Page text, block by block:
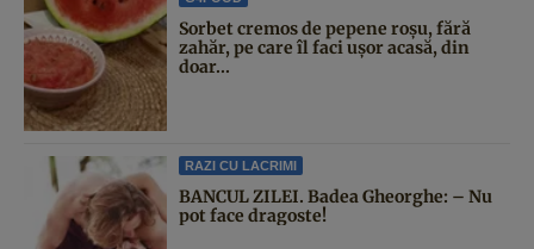
Sorbet cremos de pepene roșu, fără
zahăr, pe care îl faci ușor acasă, din
doar...
RAZI CU LACRIMI
BANCUL ZILEI. Badea Gheorghe: – Nu
pot face dragoste!